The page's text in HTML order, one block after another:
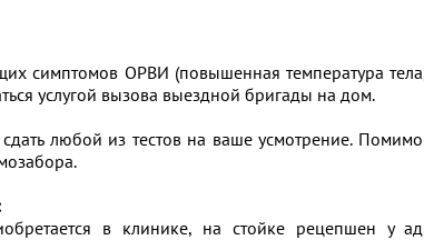
симптомов ОРВИ (повышенная температура
услугой вызова выездной бригады на дом.
любой из тестов на ваше усмотрение.
в клинике, на стойке рецепшен у